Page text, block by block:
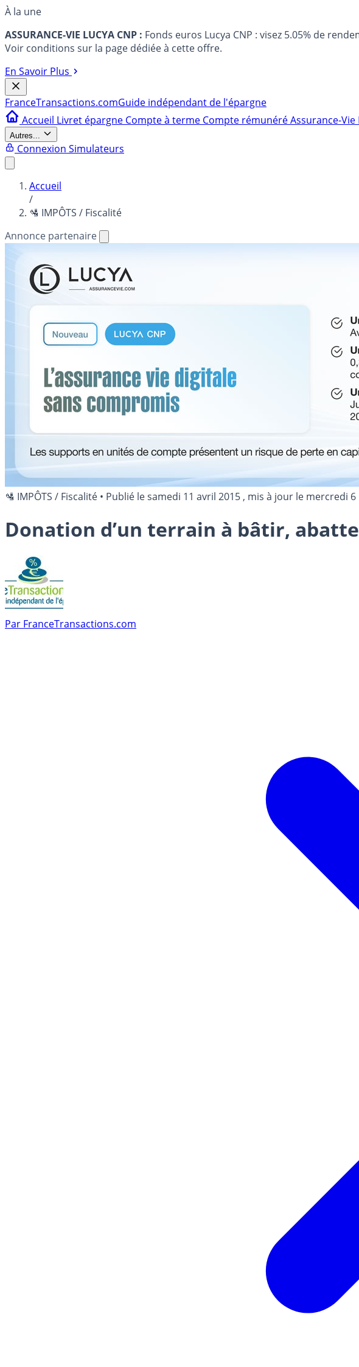
À la une
ASSURANCE-VIE LUCYA CNP : Fonds euros Lucya CNP : visez 5.05% de
Voir conditions sur la page dédiée à cette offre.
En Savoir Plus
FranceTransactions.comGuide indépendant de l'épargne
Accueil Livret épargne Compte à terme Compte rémunéréAssurance-Vie
Autres...
Connexion Simulateurs
Accueil
/
🛂 IMPÔTS / Fiscalité
Annonce partenaire
🛂 IMPÔTS / Fiscalité • Publié lesamedi 11 avril 2015 , mis à jour le mercredi 6
Donation d’un terrain à bâtir,
Par FranceTransactions.com